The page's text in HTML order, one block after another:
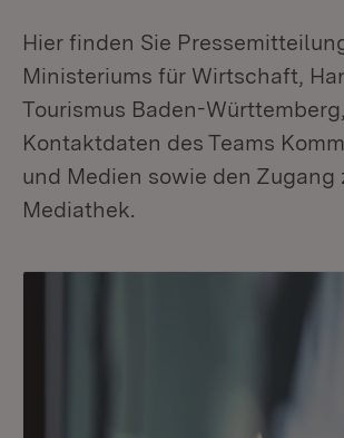
Hier finden Sie
Ministeriums für Wirtschaft,
Tourismus Baden-
Kontaktdaten des Teams
und Medien sowie den Zugang
Mediathek.